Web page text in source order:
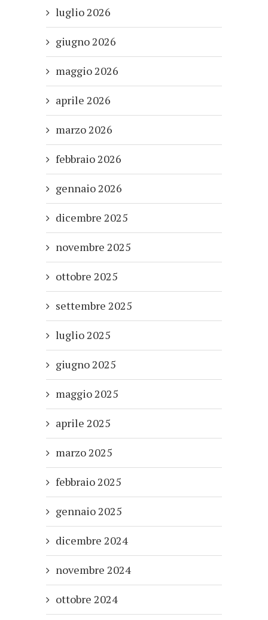
luglio 2026
giugno 2026
maggio 2026
aprile 2026
marzo 2026
febbraio 2026
gennaio 2026
dicembre 2025
novembre 2025
ottobre 2025
settembre 2025
luglio 2025
giugno 2025
maggio 2025
aprile 2025
marzo 2025
febbraio 2025
gennaio 2025
dicembre 2024
novembre 2024
ottobre 2024